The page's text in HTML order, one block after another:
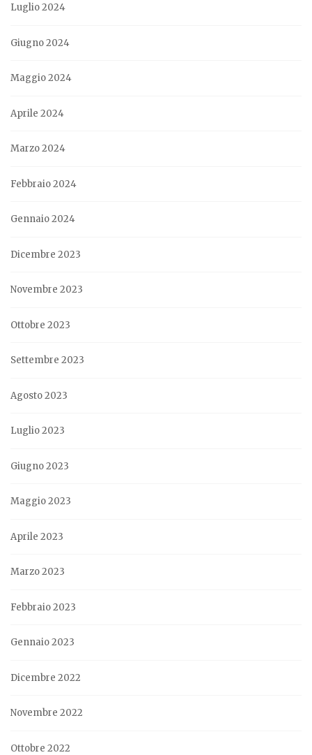
Luglio 2024
Giugno 2024
Maggio 2024
Aprile 2024
Marzo 2024
Febbraio 2024
Gennaio 2024
Dicembre 2023
Novembre 2023
Ottobre 2023
Settembre 2023
Agosto 2023
Luglio 2023
Giugno 2023
Maggio 2023
Aprile 2023
Marzo 2023
Febbraio 2023
Gennaio 2023
Dicembre 2022
Novembre 2022
Ottobre 2022